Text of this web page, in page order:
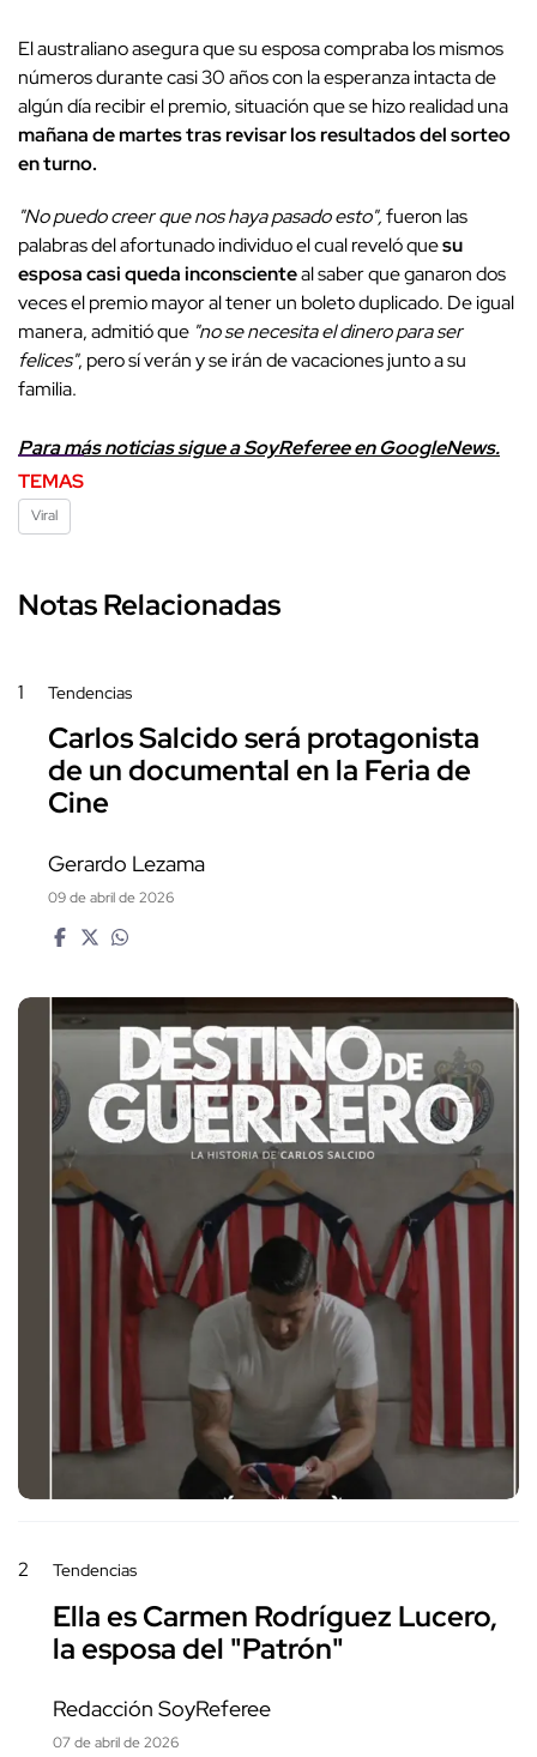
El australiano asegura que su esposa compraba los mismos
números durante casi 30 años con la esperanza intacta de
algún día recibir el premio, situación que se hizo realidad una
mañana de martes tras revisar los resultados del sorteo
en turno.
"No puedo creer que nos haya pasado esto",fueron las
palabras del afortunado individuo el cual reveló quesu
esposa casi queda inconscienteal saber que ganaron dos
veces el premio mayor al tener un boleto duplicado. De igual
manera, admitió que "no se necesita el dinero para ser
felices", pero sí verán y se irán de vacaciones junto a su
familia.
Para más noticias sigue a SoyReferee en GoogleNews.
TEMAS
Viral
Notas Relacionadas
1 Tendencias
Carlos Salcido será protagonista
de un documental en la Feria de
Cine
Gerardo Lezama
09 de abril de 2026
2 Tendencias
Ella es Carmen Rodríguez Lucero,
la esposa del "Patrón"
Redacción SoyReferee
07 de abril de 2026